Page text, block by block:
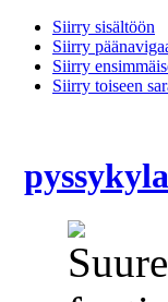
Siirry sisältöön
Siirry
Siirry
Siirry toiseen